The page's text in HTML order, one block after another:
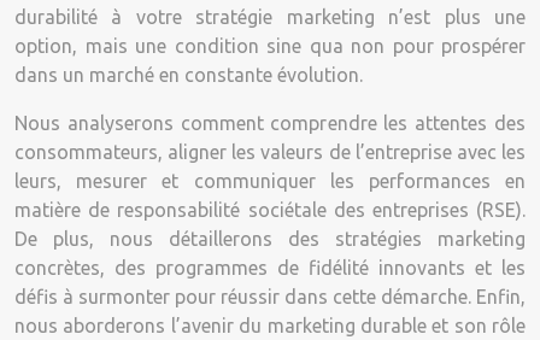
durabilité à votre stratégie marketing n’est plus une
option, mais une condition sine qua non pour prospérer
dans un marché en constante évolution.
Nous analyserons comment comprendre les attentes des
consommateurs, aligner les valeurs de l’entreprise avec les
leurs, mesurer et communiquer les performances en
matière de responsabilité sociétale des entreprises (RSE).
De plus, nous détaillerons des stratégies marketing
concrètes, des programmes de fidélité innovants et les
défis à surmonter pour réussir dans cette démarche. Enfin,
nous aborderons l’avenir du marketing durable et son rôle